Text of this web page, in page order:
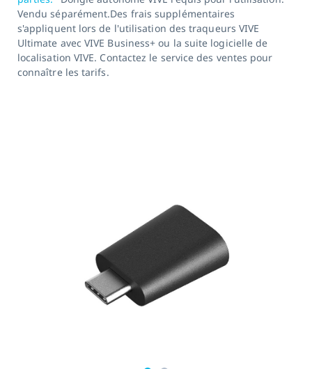
Vendu séparément.Des frais supplémentaires
s'appliquent lors de l'utilisation des traqueurs VIVE
Ultimate avec VIVE Business+ ou la suite logicielle de
localisation VIVE. Contactez le service des ventes pour
connaître les tarifs.